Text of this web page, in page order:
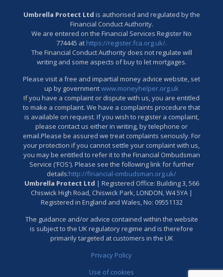
Umbrella Protect Ltd is authorised and regulated by the
Financial Conduct Authority.
We are entered on the Financial Services Register No
774445 at https://register.fca.org.uk/.
The Financial Conduct Authority does not regulate will
writing and some aspects of buy to let mortgages.
Please visit a free and impartial money advice website, set
up by governmentwww.moneyhelper.org.uk
If you have a complaint or dispute with us, you are entitled
to make a complaint. We have a complaints procedure that
is available on request. If you wish to register a complaint,
please contact us either in writing, by telephone or
email.Please be assured we treat complaints seriously. For
your protection if you cannot settle your complaint with us,
you may be entitled to refer it to the Financial Ombudsman
Service ('FOS'). Please see the following link for further
details:http://financial-ombudsman.org.uk/
Umbrella Protect Ltd | Registered Office: Building 3, 566
Chiswick High Road, Chiswick Park, LONDON, W4 5YA |
Registered in England and Wales, No: 09551132
The guidance and/or advice contained within the website
is subject to the UK regulatory regime and is therefore
primarily targeted at customers in the UK
Privacy Policy
Use of cookies